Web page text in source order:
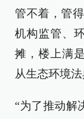
管不着，管
机构监管、
摊，楼上满
从生态环境法
“为了推动解